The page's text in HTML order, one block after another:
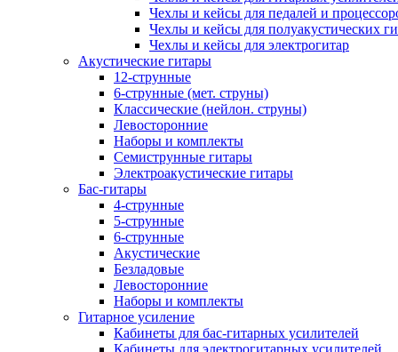
Чехлы и кейсы для педалей и
Чехлы и кейсы для полуакустических
Чехлы и кейсы для электрогитар
Акустические гитары
12-струнные
6-струнные (мет. струны)
Классические (нейлон. струны)
Левосторонние
Наборы и комплекты
Семиструнные гитары
Электроакустические гитары
Бас-гитары
4-струнные
5-струнные
6-струнные
Акустические
Безладовые
Левосторонние
Наборы и комплекты
Гитарное усиление
Кабинеты для бас-гитарных усилителей
Кабинеты для электрогитарных усилителей